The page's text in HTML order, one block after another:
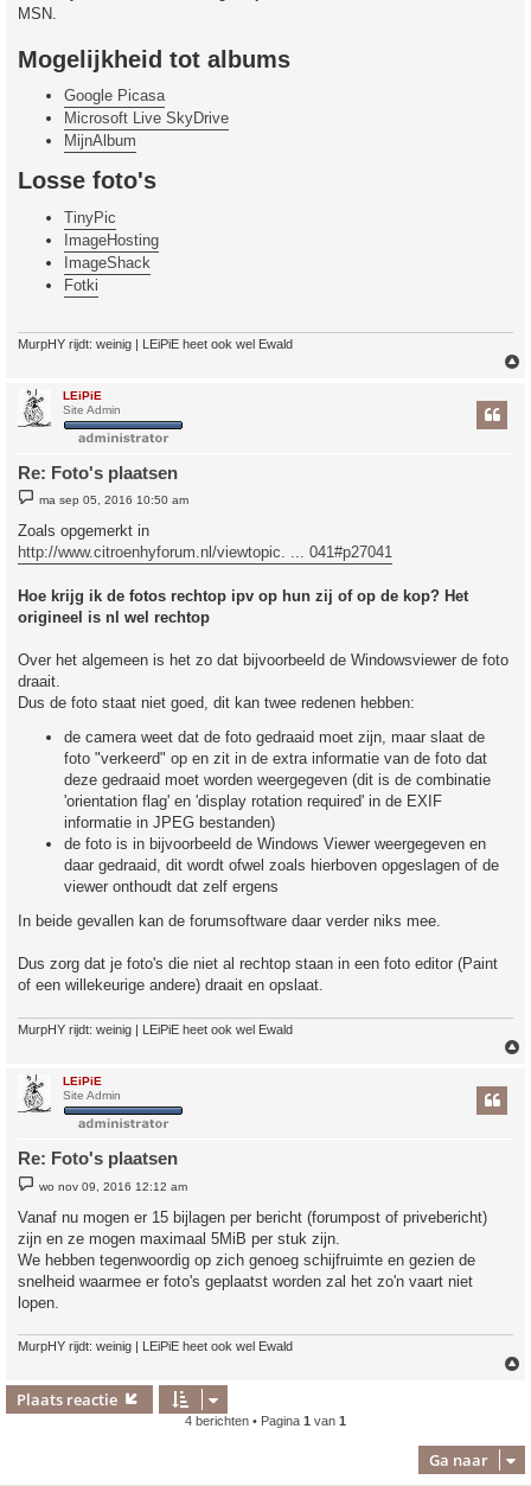
MSN.
Mogelijkheid tot albums
Google Picasa
Microsoft Live SkyDrive
MijnAlbum
Losse foto's
TinyPic
ImageHosting
ImageShack
Fotki
MurpHY rijdt: weinig | LEiPiE heet ook wel Ewald
LEiPiE
Site Admin
Re: Foto's plaatsen
i
c
h
ma sep 05, 2016 10:50 am
Zoals opgemerkt in
http://www.citroenhyforum.nl/viewtopic. ... 041#p27041
Hoe krijg ik de fotos rechtop ipv op hun zij of op de kop? Het
origineel is nl wel rechtop
Over het algemeen is het zo dat bijvoorbeeld de Windowsviewer de foto
draait.
Dus de foto staat niet goed, dit kan twee redenen hebben:
de camera weet dat de foto gedraaid moet zijn, maar slaat de
foto "verkeerd" op en zit in de extra informatie van de foto dat
deze gedraaid moet worden weergegeven (dit is de combinatie
'orientation flag' en 'display rotation required' in de EXIF
informatie in JPEG bestanden)
de foto is in bijvoorbeeld de Windows Viewer weergegeven en
daar gedraaid, dit wordt ofwel zoals hierboven opgeslagen of de
viewer onthoudt dat zelf ergens
In beide gevallen kan de forumsoftware daar verder niks mee.
Dus zorg dat je foto's die niet al rechtop staan in een foto editor (Paint
of een willekeurige andere) draait en opslaat.
MurpHY rijdt: weinig | LEiPiE heet ook wel Ewald
LEiPiE
Site Admin
Re: Foto's plaatsen
e
i
c
t
wo nov 09, 2016 12:12 am
Vanaf nu mogen er 15 bijlagen per bericht (forumpost of privebericht)
zijn en ze mogen maximaal 5MiB per stuk zijn.
We hebben tegenwoordig op zich genoeg schijfruimte en gezien de
snelheid waarmee er foto's geplaatst worden zal het zo'n vaart niet
lopen.
MurpHY rijdt: weinig | LEiPiE heet ook wel Ewald
g
Plaats reactie
4 berichten • Pagina 1 van 1
Ga naar